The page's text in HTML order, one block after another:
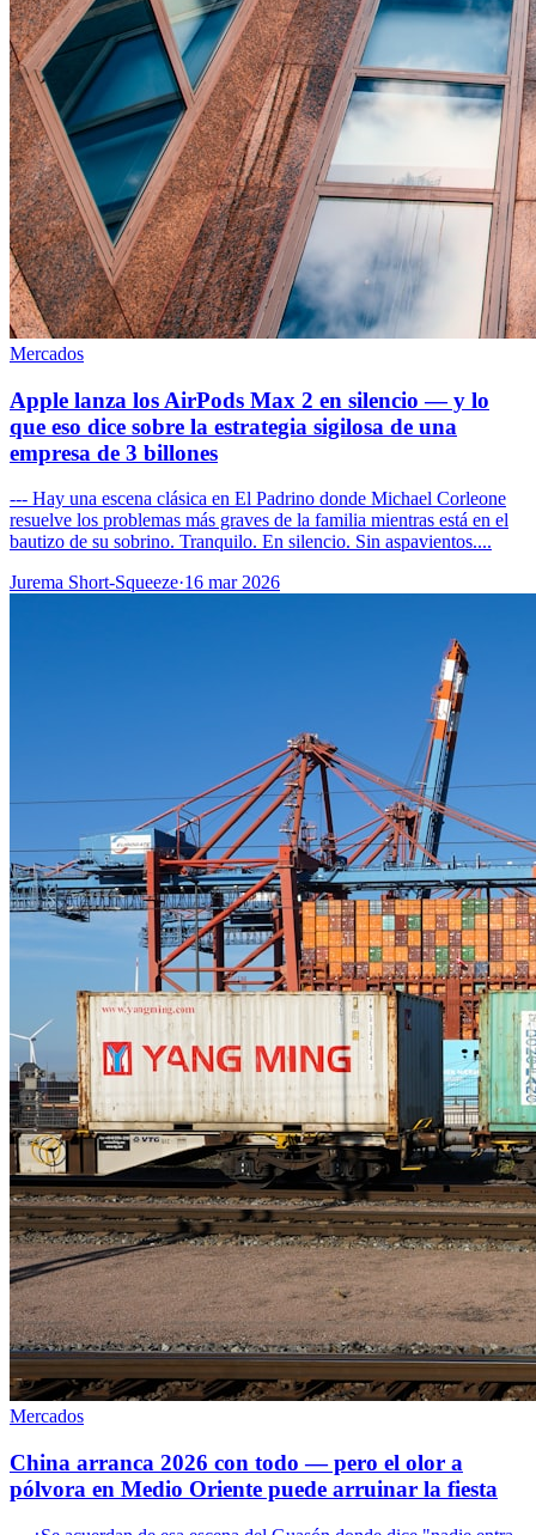
Mercados
Apple lanza los AirPods Max 2 en silencio — y lo
que eso dice sobre la estrategia sigilosa de una
empresa de 3 billones
--- Hay una escena clásica en El Padrino donde Michael Corleone
resuelve los problemas más graves de la familia mientras está en el
bautizo de su sobrino. Tranquilo. En silencio. Sin aspavientos....
Jurema Short-Squeeze·16 mar 2026
Mercados
China arranca 2026 con todo — pero el olor a
pólvora en Medio Oriente puede arruinar la fiesta